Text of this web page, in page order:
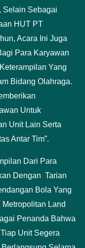
Selain Sebagai
HUT PT
Acara Ini Juga
Para Karyawan
Yang
Bidang Olahraga.
Untuk
Unit Lain Serta
Antar Tim”.
Dari Para
Dengan Tarian
Bola Yang
Land
Penanda Bahwa
Unit Segera